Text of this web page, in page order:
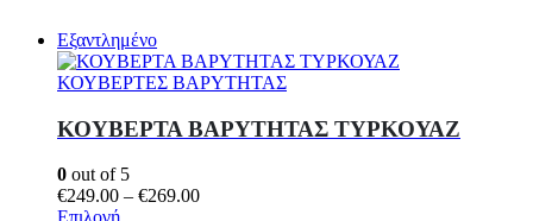
έχει
πολλαπλές
παραλλαγές.
Οι
μπορούν
επιλεγούν
στη
Εξαντλημένο
ΚΟΥΒΕΡΤΕΣ ΒΑΡΥΤΗΤΑΣ
ΚΟΥΒΕΡΤΑ ΒΑΡΥΤΗΤΑΣ ΤΥΡΚΟΥΑΖ
0 out of 5
€249.00 – €269.00Price
Αυτό